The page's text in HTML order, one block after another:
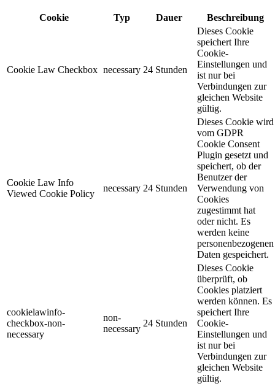
Cookie Typ Dauer Beschreibung
Cookie Law Checkbox necessary 24 Stunden
Dieses Cookie
speichert Ihre
Cookie-
Einstellungen und
ist nur bei
Verbindungen zur
gleichen Website
gültig.
Cookie Law Info
Viewed Cookie Policy
necessary 24 Stunden
Dieses Cookie wird
vom GDPR
Cookie Consent
Plugin gesetzt und
speichert, ob der
Benutzer der
Verwendung von
Cookies
zugestimmt hat
oder nicht. Es
werden keine
personenbezogenen
Daten gespeichert.
cookielawinfo-
checkbox-non-
necessary
non-
necessary
24 Stunden
Dieses Cookie
überprüft, ob
Cookies platziert
werden können. Es
speichert Ihre
Cookie-
Einstellungen und
ist nur bei
Verbindungen zur
gleichen Website
gültig.